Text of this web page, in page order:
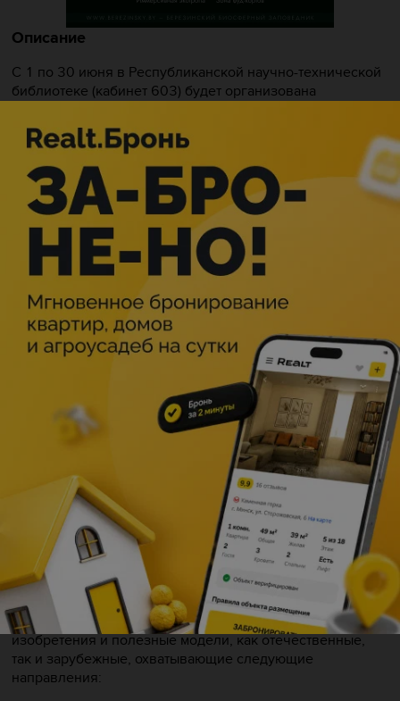
Описание
С 1 по 30 июня в Республиканской научно-технической
библиотеке (кабинет 603) будет организована
завтра». Экспозиция призвана продемонстрировать
многогранную и фундаментальную роль химии в
современном мире, а также ее интеграцию в различные
сферы человеческой деятельности.
Выставка включает в себя широкий спектр научных
изданий, периодических публикаций и промышленных
каталогов, отражающих ключевые направления
развития химической науки и ее практическое
применение. Посетители смогут ознакомиться с
основополагающими трудами по общей и прикладной
химии, а также с новыми исследованиями в области
химических технологий. Особое внимание уделено
литературе, раскрывающей влияние химии на
промышленное производство, включая такие значимые
отрасли, как нефтехимия, фармацевтика, пищевая и
легкая промышленность.
Отдельный раздел экспозиции посвящен химии в
повседневной жизни. Представленные публикации
освещают вопросы безопасного использования
бытовой химии, экологические аспекты потребления и
влияние химических процессов на здоровье человека и
окружающую среду. Это делает выставку актуальной не
только для профессионалов, но и для широкой
аудитории.
Особое место в экспозиции занимают патенты, заявки на
изобретения и полезные модели, как отечественные,
так и зарубежные, охватывающие следующие
направления: